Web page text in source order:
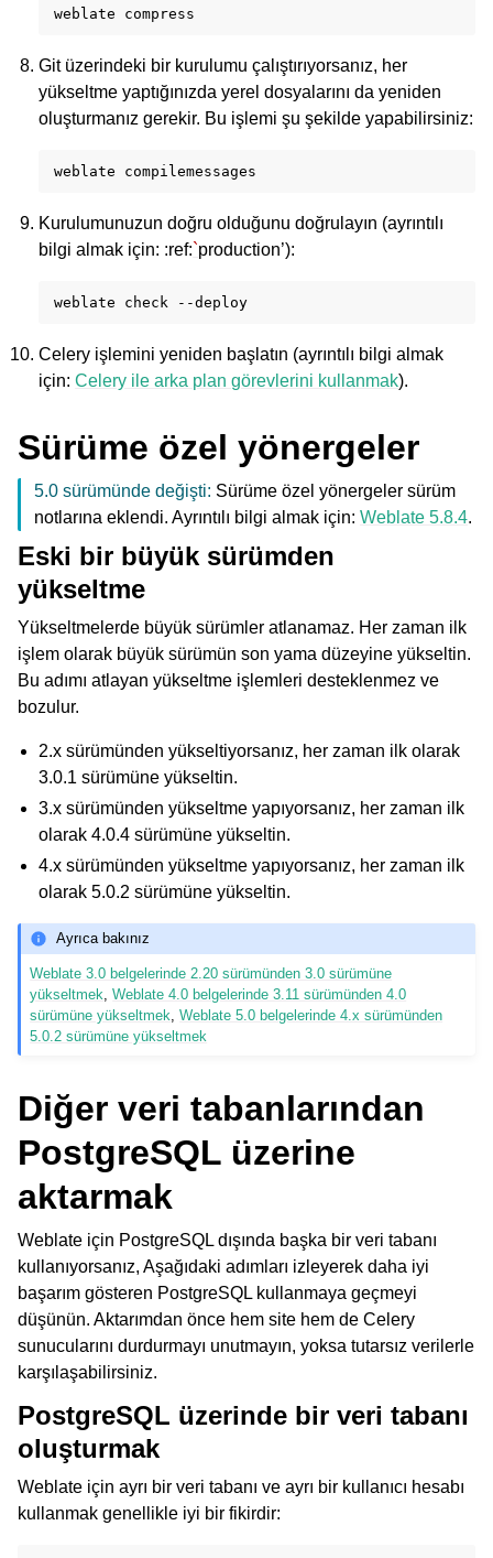
weblate
Git üzerindeki bir kurulumu çalıştırıyorsanız, her
yükseltme yaptığınızda yerel dosyalarını da yeniden
oluşturmanız gerekir. Bu işlemi şu şekilde yapabilirsiniz:
weblate
Kurulumunuzun doğru olduğunu doğrulayın (ayrıntılı
bilgi almak için: :ref:`production’):
weblate check
Celery işlemini yeniden başlatın (ayrıntılı bilgi almak
için:Celery ile arka plan görevlerini kullanmak).
Sürüme özel yönergeler
5.0 sürümünde değişti: Sürüme özel yönergeler sürüm
notlarına eklendi. Ayrıntılı bilgi almak için: Weblate 5.8.4.
Eski bir büyük sürümden
yükseltme
Yükseltmelerde büyük sürümler atlanamaz. Her zaman ilk
işlem olarak büyük sürümün son yama düzeyine yükseltin.
Bu adımı atlayan yükseltme işlemleri desteklenmez ve
bozulur.
2.x sürümünden yükseltiyorsanız, her zaman ilk olarak
3.0.1 sürümüne yükseltin.
3.x sürümünden yükseltme yapıyorsanız, her zaman ilk
olarak 4.0.4 sürümüne yükseltin.
4.x sürümünden yükseltme yapıyorsanız, her zaman ilk
olarak 5.0.2 sürümüne yükseltin.
Ayrıca bakınız
Weblate 3.0 belgelerinde 2.20 sürümünden 3.0 sürümüne
yükseltmek,Weblate 4.0 belgelerinde 3.11 sürümünden 4.0
sürümüne yükseltmek,Weblate 5.0 belgelerinde 4.x sürümünden
5.0.2 sürümüne yükseltmek
Diğer veri tabanlarından
PostgreSQL üzerine
aktarmak
Weblate için PostgreSQL dışında başka bir veri tabanı
kullanıyorsanız, Aşağıdaki adımları izleyerek daha iyi
başarım gösteren PostgreSQL kullanmaya geçmeyi
düşünün. Aktarımdan önce hem site hem de Celery
sunucularını durdurmayı unutmayın, yoksa tutarsız verilerle
karşılaşabilirsiniz.
PostgreSQL üzerinde bir veri tabanı
oluşturmak
Weblate için ayrı bir veri tabanı ve ayrı bir kullanıcı hesabı
kullanmak genellikle iyi bir fikirdir: